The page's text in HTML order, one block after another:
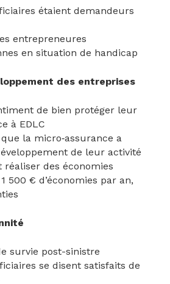
étaient demandeurs
entrepreneures
en situation de handicap
des entreprises
de bien protéger leur
à EDLC
la micro‑assurance a
de leur activité
réaliser des économies
500 € d’économies par an,
survie post-sinistre
se disent satisfaits de